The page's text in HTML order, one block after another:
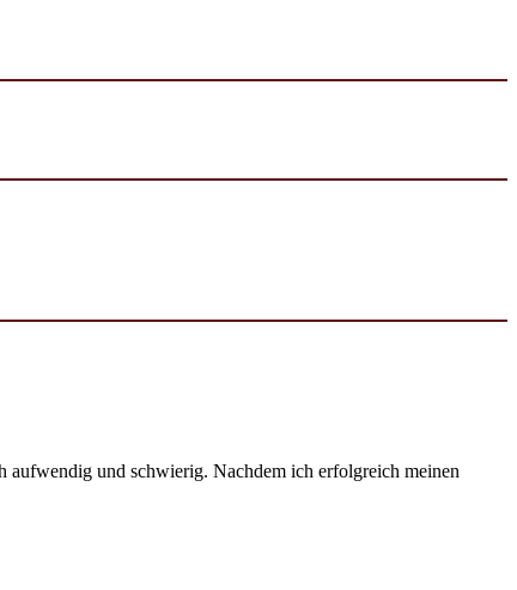
und schwierig. Nachdem ich erfolgreich meinen